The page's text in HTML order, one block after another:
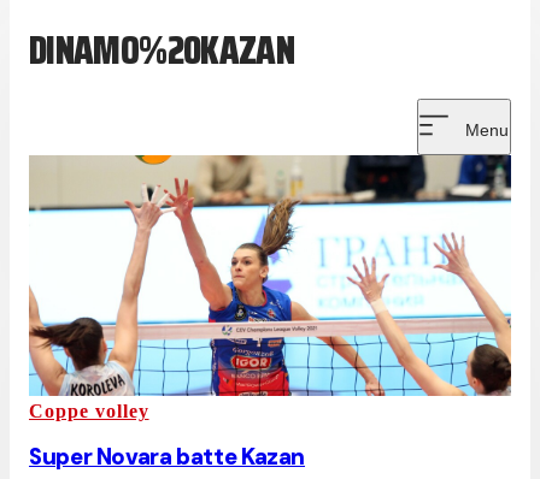
DINAMO%20KAZAN
Menu
Coppe volley
Super Novara batte Kazan